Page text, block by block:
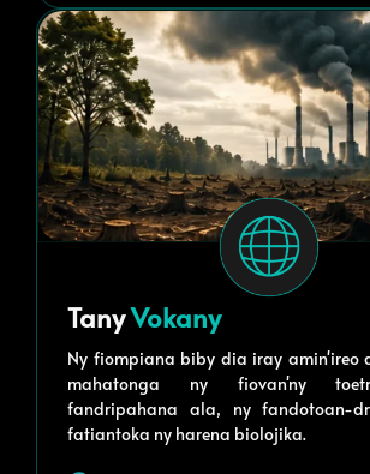
TanyVokany
Ny fiompiana biby dia iray amin'ireo
mahatonga ny fiovan'ny
fandripahana ala, ny fandotoan-
fatiantoka ny harena biolojika.